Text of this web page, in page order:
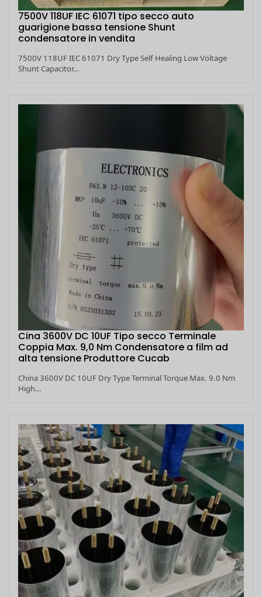
7500V 118UF IEC 61071 tipo secco auto
guarigione bassa tensione Shunt
condensatore in vendita
7500V 118UF IEC 61071 Dry Type Self Healing Low Voltage
Shunt Capacitor…
Cina 3600V DC 10UF Tipo secco Terminale
Coppia Max. 9,0 Nm Condensatore a film ad
alta tensione Produttore Cucab
China 3600V DC 10UF Dry Type Terminal Torque Max. 9.0 Nm
High…